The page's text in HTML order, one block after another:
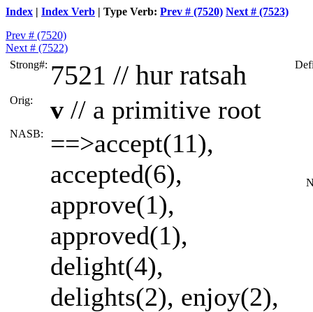
Index | Index Verb | Type Verb: Prev # (7520) Next # (7523)
Prev # (7520)
Next # (7522)
Strong#: 7521 // hur ratsah
Orig: v // a primitive root
NASB:
==>accept(11),
accepted(6),
approve(1),
approved(1),
delight(4),
delights(2), enjoy(2),